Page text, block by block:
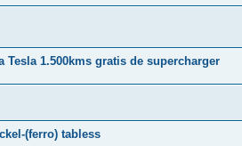
Tesla 1.500kms gratis de supercharger
(ferro) tabless